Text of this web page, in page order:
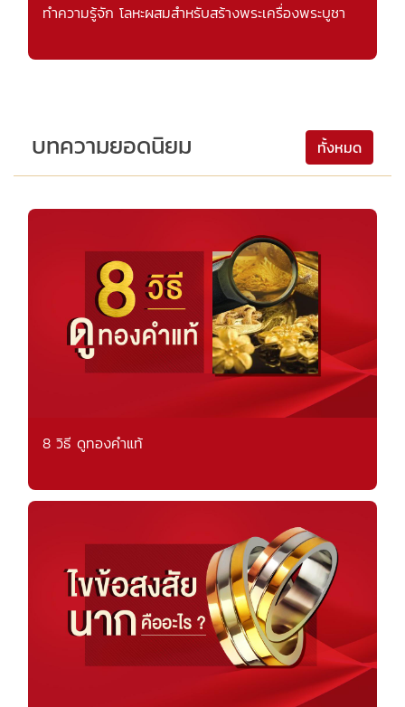
ทำความรู้จัก โลหะผสมสำหรับสร้างพระเครื่องพระบูชา
บทความยอดนิยม ทั้งหมด
8 วิธี ดูทองคำแท้